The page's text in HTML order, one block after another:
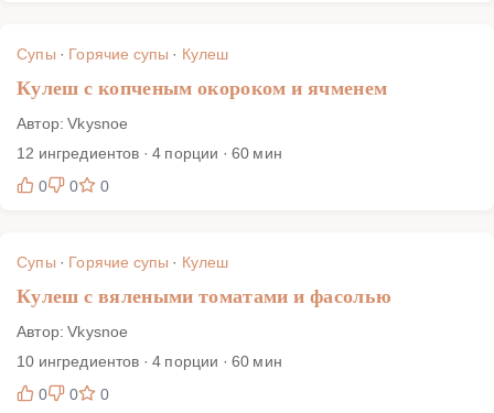
Супы · Горячие супы · Кулеш
Кулеш с копченым окороком и ячменем
Автор: Vkysnoe
12 ингредиентов · 4 порции · 60 мин
0
0 0
Супы · Горячие супы · Кулеш
Кулеш с вялеными томатами и фасолью
Автор: Vkysnoe
10 ингредиентов · 4 порции · 60 мин
0
0 0